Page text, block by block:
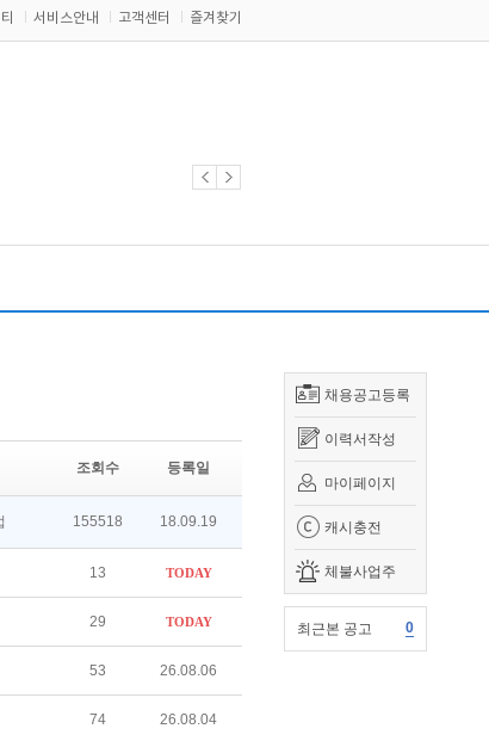
서비스안내 고객센터 즐겨찾기
채용공고등록
이력서작성
마이페이지
캐시충전
체불사업주
최근본 공고 0
조회수 등록일
155518 18.09.19
13 TODAY
29 TODAY
53 26.08.06
74 26.08.04